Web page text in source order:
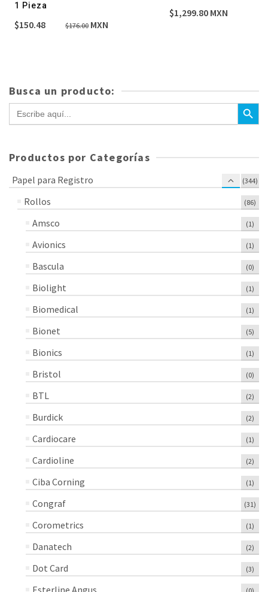
1 Pieza
$176.00 El
$150.48
El
MXN
$1,299.80MXN
Busca un producto:
Buscar: Botón de
Productos por Categorías
Papel para Registro (344)
Rollos (86)
Amsco (1)
Avionics (1)
Bascula (0)
Biolight (1)
Biomedical (1)
Bionet (5)
Bionics (1)
Bristol (0)
BTL (2)
Burdick (2)
Cardiocare (1)
Cardioline (2)
Ciba Corning (1)
Congraf (31)
Corometrics (1)
Danatech (2)
Dot Card (3)
Esterline Angus